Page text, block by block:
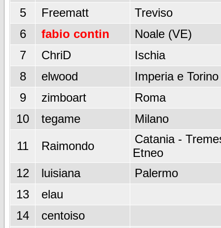
5
Freematt
Treviso
6
fabio contin
Noale (VE)
7
ChriD
Ischia
8
elwood
Imperia e Torino
9
zimboart
Roma
10
tegame Milano
11 Raimondo
Catania -
Etneo
12
luisiana
Palermo
13
elau
14
centoiso